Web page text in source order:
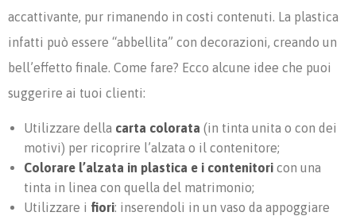
accattivante, pur rimanendo in costi contenuti. La plastica
infatti può essere “abbellita” con decorazioni, creando un
bell’effetto finale. Come fare? Ecco alcune idee che puoi
suggerire ai tuoi clienti:
Utilizzare della carta colorata (in tinta unita o con dei
motivi) per ricoprire l’alzata o il contenitore;
Colorare l’alzata in plastica e i contenitori con una
tinta in linea con quella del matrimonio;
Utilizzare i fiori: inserendoli in un vaso da appoggiare